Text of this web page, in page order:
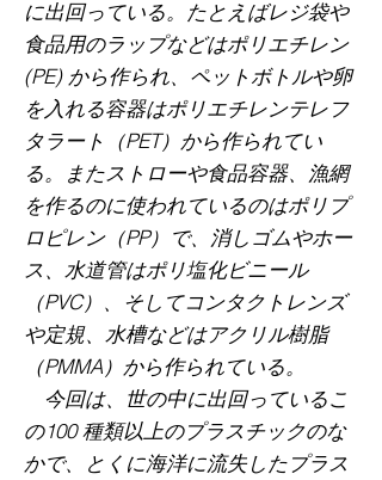
に出回っている。たとえばレジ袋や
食品用のラップなどはポリエチレン
(PE) から作られ、ペットボトルや卵
を入れる容器はポリエチレンテレフ
タラート（PET）から作られてい
る。またストローや食品容器、漁網
を作るのに使われているのはポリプ
ロピレン（PP）で、消しゴムやホー
ス、水道管はポリ塩化ビニール
（PVC）、そしてコンタクトレンズ
や定規、水槽などはアクリル樹脂
（PMMA）から作られている。
今回は、世の中に出回っているこ
の100 種類以上のプラスチックのな
かで、とくに海洋に流失したプラス